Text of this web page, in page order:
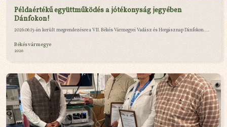
Példaértékű együttműködés a jótékonyság jegyében
Dánfokon!
2026.06.13-án került megrendezésre a VII. Békés Vármegyei Vadász és Horgásznap Dánfokon....
Békés vármegye
2026